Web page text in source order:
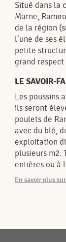
Situé dans la
Marne,
de la région
l’une de ses
petite
grand respect
LE SAVOIR-
Les poussins
ils seront
poulets de
avec du blé,
exploitation
plusieurs m2.
entières ou à
En savoir plus